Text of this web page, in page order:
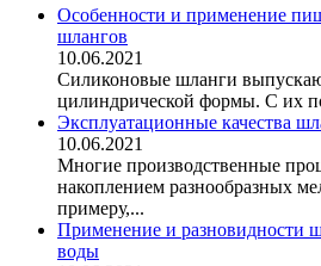
Особенности и применение
шлангов
10.06.2021
Силиконовые шланги
цилиндрической формы. С их
Эксплуатационные качества
10.06.2021
Многие производственные
накоплением разнообразных
примеру,...
Применение и разновидности
воды